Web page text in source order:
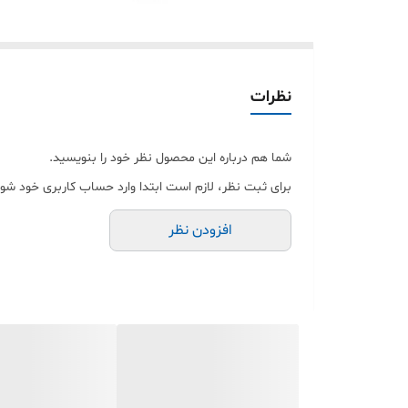
نظرات
شما هم درباره این محصول نظر خود را بنویسید.
برای ثبت نظر، لازم است ابتدا وارد حساب کاربری خود
افزودن نظر